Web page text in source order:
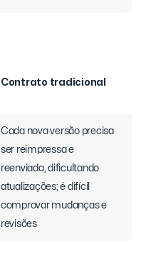
Contrato tradicional
Cada nova versão precisa
ser reimpressa e
reenviada, dificultando
atualizações; é difícil
comprovar mudanças e
revisões